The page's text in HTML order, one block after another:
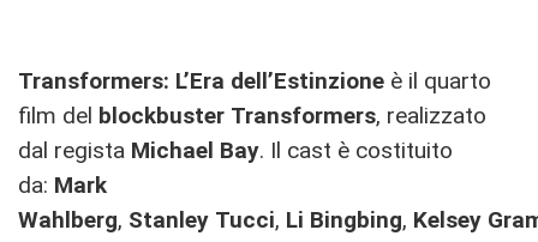
Transformers: L’Era dell’Estinzione è il quarto
film del blockbuster Transformers, realizzato
dal regista Michael Bay. Il cast è costituito
da: Mark
Wahlberg, Stanley Tucci, Li Bingbing, Kelsey